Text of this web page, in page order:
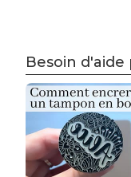
Besoin